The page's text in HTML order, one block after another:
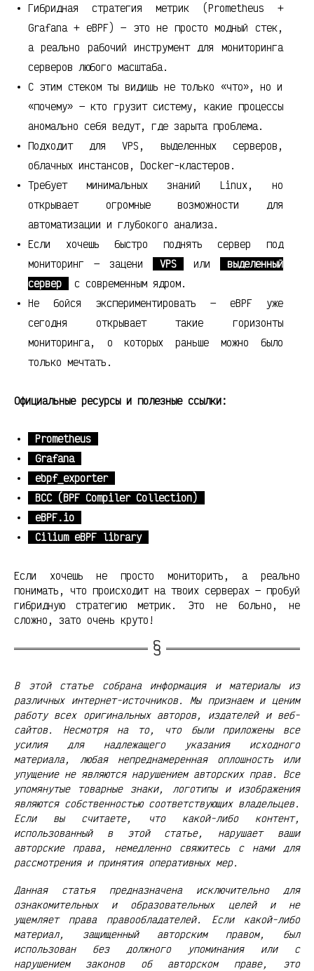
Гибридная стратегия метрик (Prometheus +
Grafana + eBPF) — это не просто модный стек,
а реально рабочий инструмент для мониторинга
серверов любого масштаба.
С этим стеком ты видишь не только «что», но и
«почему» — кто грузит систему, какие процессы
аномально себя ведут, где зарыта проблема.
Подходит для VPS, выделенных серверов,
облачных инстансов, Docker-кластеров.
Требует минимальных знаний Linux, но
открывает огромные возможности для
автоматизации и глубокого анализа.
Если хочешь быстро поднять сервер под
мониторинг — зацени
VPS или
выделенный
сервер
с современным ядром.
Не бойся экспериментировать — eBPF уже
сегодня открывает такие горизонты
мониторинга, о которых раньше можно было
только мечтать.
Официальные ресурсы и полезные ссылки:
Prometheus
Grafana
ebpf_exporter
BCC (BPF Compiler Collection)
eBPF.io
Cilium eBPF library
Если хочешь не просто мониторить, а реально
понимать, что происходит на твоих серверах — пробуй
гибридную стратегию метрик. Это не больно, не
сложно, зато очень круто!
В этой статье собрана информация и материалы из
различных интернет-источников. Мы признаем и ценим
работу всех оригинальных авторов, издателей и веб-
сайтов. Несмотря на то, что были приложены все
усилия для надлежащего указания исходного
материала, любая непреднамеренная оплошность или
упущение не являются нарушением авторских прав. Все
упомянутые товарные знаки, логотипы и изображения
являются собственностью соответствующих владельцев.
Если вы считаете, что какой-либо контент,
использованный в этой статье, нарушает ваши
авторские права, немедленно свяжитесь с нами для
рассмотрения и принятия оперативных мер.
Данная статья предназначена исключительно для
ознакомительных и образовательных целей и не
ущемляет права правообладателей. Если какой-либо
материал, защищенный авторским правом, был
использован без должного упоминания или с
нарушением законов об авторском праве, это